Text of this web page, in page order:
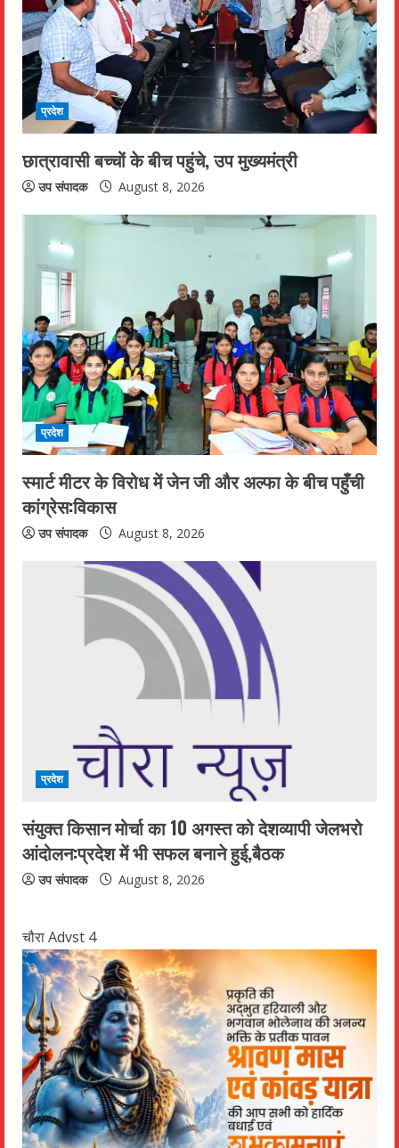
e
a
d
i
n
g
प्रदेश
छात्रावासी बच्चों के बीच पहुंचे, उप मुख्यमंत्री
उप संपादक August 8, 2026
प्रदेश
स्मार्ट मीटर के विरोध में जेन जी और अल्फा के बीच पहुँची
कांग्रेस:विकास
उप संपादक August 8, 2026
प्रदेश
संयुक्त किसान मोर्चा का 10 अगस्त को देशव्यापी जेलभरो
आंदोलन:प्रदेश में भी सफल बनाने हुई,बैठक
उप संपादक August 8, 2026
चौरा Advst 4